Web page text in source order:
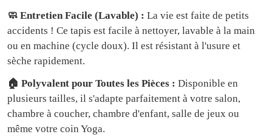
🧼 Entretien Facile (Lavable) : La vie est faite de petits
accidents ! Ce tapis est facile à nettoyer, lavable à la main
ou en machine (cycle doux). Il est résistant à l'usure et
sèche rapidement.
🏠 Polyvalent pour Toutes les Pièces : Disponible en
plusieurs tailles, il s'adapte parfaitement à votre salon,
chambre à coucher, chambre d'enfant, salle de jeux ou
même votre coin Yoga.